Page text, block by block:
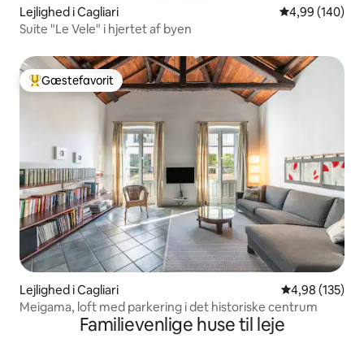
Lejlighed i Cagliari 4,99 ud af 5 i
4,99 (140)
Suite "Le Vele" i hjertet af byen
Bedste gæstefavorit
Gæstefavorit
Lejlighed i Cagliari 4,98 ud af 5 i
4,98 (135)
Meigama, loft med parkering i det historiske centrum
Familievenlige huse til leje